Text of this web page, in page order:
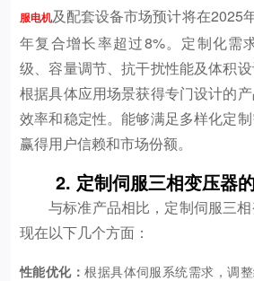
服电机及配套设备市场预计将在2025
年复合增长率超过8%。定制化需
级、容量调节、抗干扰性能及体积
根据具体应用场景获得专门设计的
效率和稳定性。能够满足多样化定
赢得用户信赖和市场份额。
2. 定制伺服三相变压器
与标准产品相比，定制伺服三
现在以下几个方面：
性能优化：根据具体伺服系统需求，调